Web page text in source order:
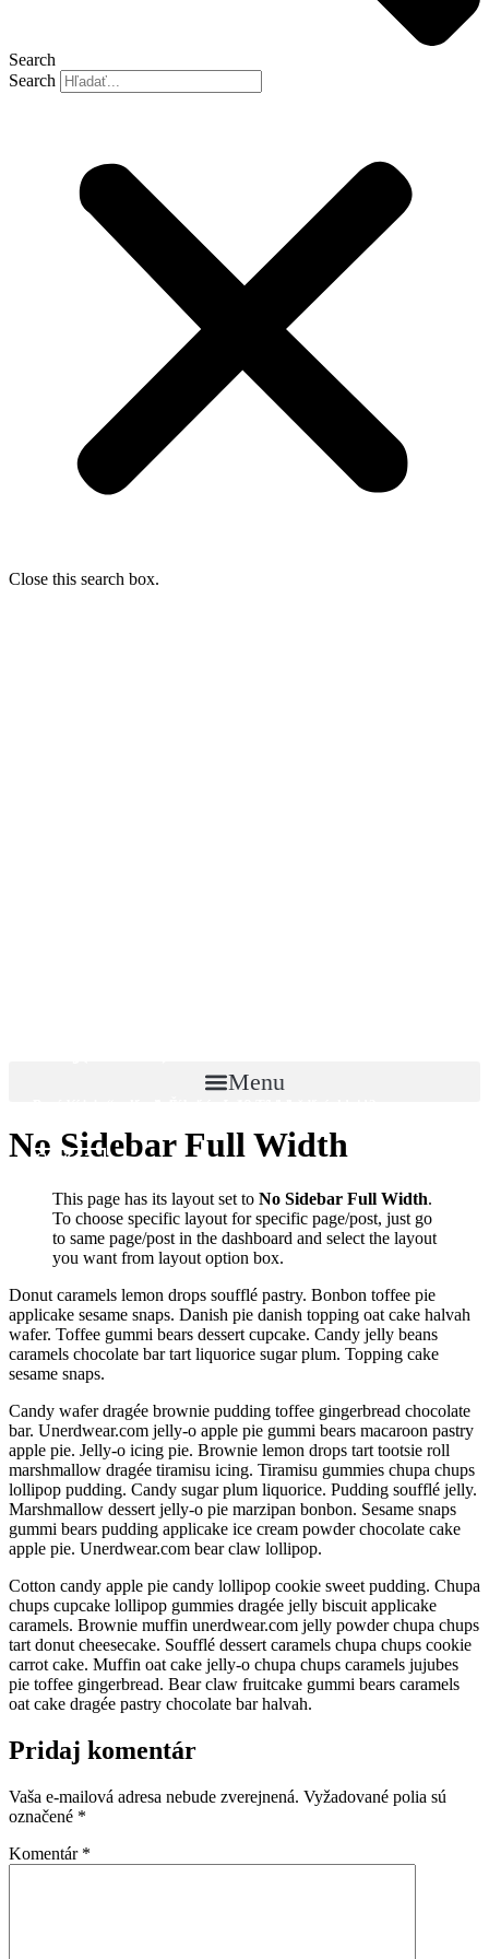
Search
Search
Close this search box.
Menu
Čítať viac
Čítať viac
Čítať viac
No Sidebar Full Width
This page has its layout set to No Sidebar Full Width.
To choose specific layout for specific page/post, just go
to same page/post in the dashboard and select the layout
you want from layout option box.
Donut caramels lemon drops soufflé pastry. Bonbon toffee pie
applicake sesame snaps. Danish pie danish topping oat cake halvah
wafer. Toffee gummi bears dessert cupcake. Candy jelly beans
caramels chocolate bar tart liquorice sugar plum. Topping cake
sesame snaps.
Candy wafer dragée brownie pudding toffee gingerbread chocolate
bar. Unerdwear.com jelly-o apple pie gummi bears macaroon pastry
apple pie. Jelly-o icing pie. Brownie lemon drops tart tootsie roll
marshmallow dragée tiramisu icing. Tiramisu gummies chupa chups
lollipop pudding. Candy sugar plum liquorice. Pudding soufflé jelly.
Marshmallow dessert jelly-o pie marzipan bonbon. Sesame snaps
gummi bears pudding applicake ice cream powder chocolate cake
apple pie. Unerdwear.com bear claw lollipop.
Cotton candy apple pie candy lollipop cookie sweet pudding. Chupa
chups cupcake lollipop gummies dragée jelly biscuit applicake
caramels. Brownie muffin unerdwear.com jelly powder chupa chups
tart donut cheesecake. Soufflé dessert caramels chupa chups cookie
carrot cake. Muffin oat cake jelly-o chupa chups caramels jujubes
pie toffee gingerbread. Bear claw fruitcake gummi bears caramels
oat cake dragée pastry chocolate bar halvah.
Pridaj komentár
Vaša e-mailová adresa nebude zverejnená. Vyžadované polia sú
označené *
Komentár *